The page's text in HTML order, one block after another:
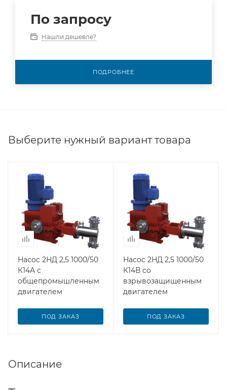
По запросу
Нашли дешевле?
ПОДРОБНЕЕ
Выберите нужный вариант товара
Насос 2НД 2,5 1000/50
К14А с
общепромышленным
двигателем
ПОД ЗАКАЗ
Насос 2НД 2,5 1000/50
К14В со
взрывозащищенным
двигателем
ПОД ЗАКАЗ
Описание